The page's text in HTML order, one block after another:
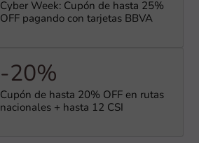
Cyber Week: Cupón de hasta 25%
OFF pagando con tarjetas BBVA
-20%
Cupón de hasta 20% OFF en rutas
nacionales + hasta 12 CSI